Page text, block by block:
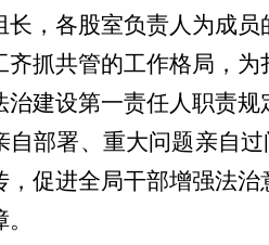
长，各股室负责人为成
齐抓共管的工作格局，
治建设第一责任人职责
自部署、重大问题亲自
，促进全局干部增强法